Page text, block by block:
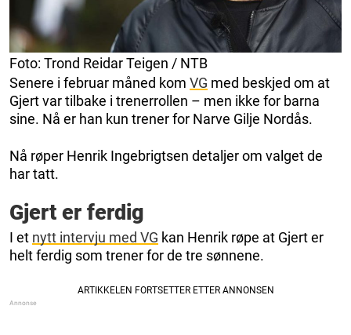
Foto: Trond Reidar Teigen / NTB
Senere i februar måned kom VG med beskjed om at
Gjert var tilbake i trenerrollen – men ikke for barna
sine. Nå er han kun trener for Narve Gilje Nordås.
Nå røper Henrik Ingebrigtsen detaljer om valget de
har tatt.
Gjert er ferdig
I et nytt intervju med VG kan Henrik røpe at Gjert er
helt ferdig som trener for de tre sønnene.